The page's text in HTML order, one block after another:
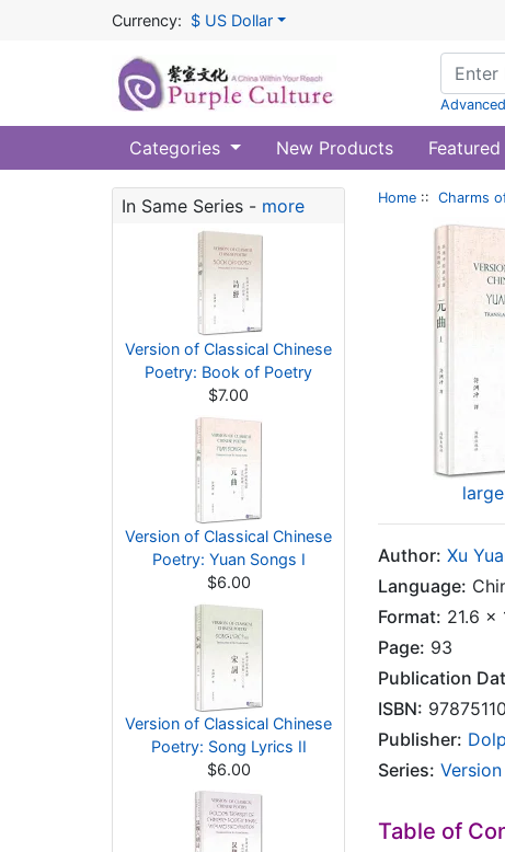
Currency: $ US Dollar
Categories New Products
In Same Series - more
Version of Classical Chinese
Poetry: Book of Poetry
$7.00
Version of Classical Chinese
Poetry: Yuan Songs I
$6.00
Version of Classical Chinese
Poetry: Song Lyrics II
$6.00
Home :: Charms
Author: Xu
Language:
Format: 21.6 x
Page: 93
Publication
ISBN:
Publisher:
Series:
Table of